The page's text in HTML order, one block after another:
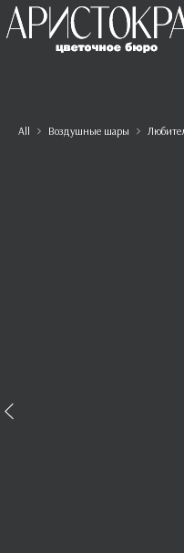
All Воздушные шары